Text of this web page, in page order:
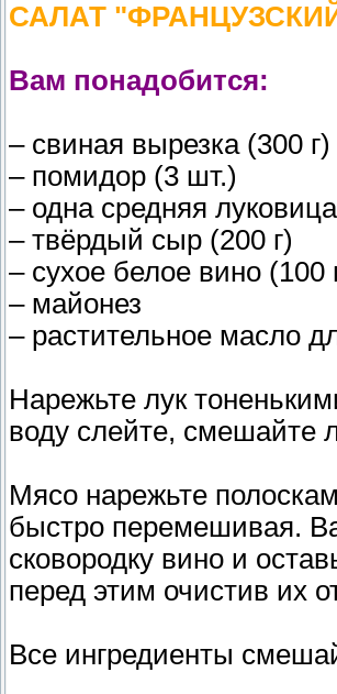
САЛАТ
Вам понадобится:
– свиная вырезка (300 г)
– помидор (3 шт.)
– одна средняя луковица
– твёрдый сыр (200 г)
– сухое белое вино (100
– майонез
– растительное масло
Нарежьте лук
воду слейте, смешайте
Мясо нарежьте
быстро перемешивая.
сковородку вино и
перед этим очистив их
Все ингредиенты